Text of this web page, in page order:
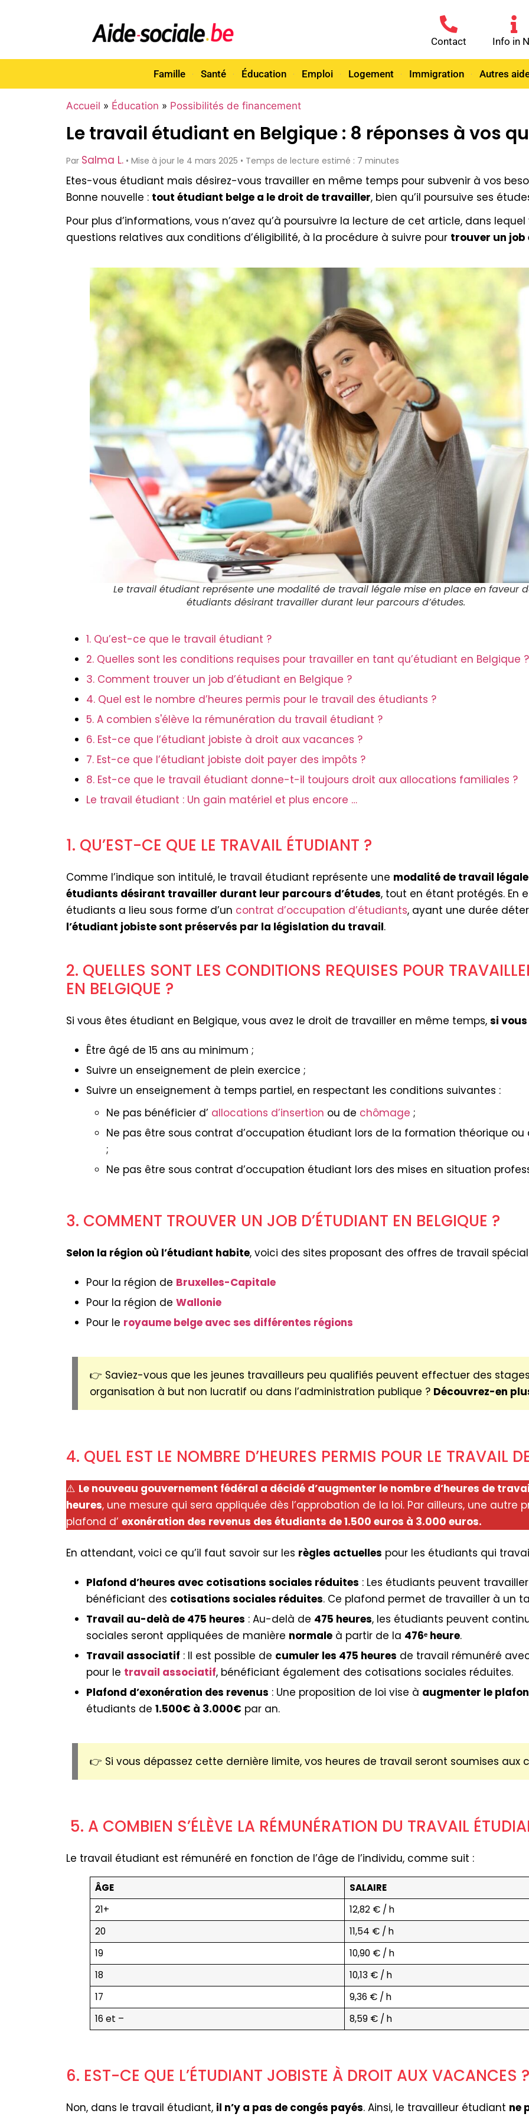
Contact Info in
Famille Santé Éducation Emploi Logement Immigration Autres
Accueil » Éducation » Possibilités de financement
Le travail étudiant en Belgique : 8 réponses à vos
Par Salma L. • Mise à jour le 4 mars 2025 • Temps de lecture estimé : 7 minutes
Etes-vous étudiant mais désirez-vous travailler en même temps pour subvenir à vos
Bonne nouvelle : tout étudiant belge a le droit de travailler, bien qu’il poursuive ses
Pour plus d’informations, vous n’avez qu’à poursuivre la lecture de cet article, dans
questions relatives aux conditions d’éligibilité, à la procédure à suivre pour trouver un
Le travail étudiant représente une modalité de travail légale mise en place en faveur
étudiants désirant travailler durant leur parcours d’études.
1. Qu’est-ce que le travail étudiant ?
2. Quelles sont les conditions requises pour travailler en tant qu’étudiant en Belgique ?
3. Comment trouver un job d’étudiant en Belgique ?
4. Quel est le nombre d’heures permis pour le travail des étudiants ?
5. A combien s'élève la rémunération du travail étudiant ?
6. Est-ce que l’étudiant jobiste à droit aux vacances ?
7. Est-ce que l’étudiant jobiste doit payer des impôts ?
8. Est-ce que le travail étudiant donne-t-il toujours droit aux allocations familiales ?
Le travail étudiant : Un gain matériel et plus encore …
1. QU’EST-CE QUE LE TRAVAIL ÉTUDIANT ?
Comme l’indique son intitulé, le travail étudiant représente une modalité de travail
étudiants désirant travailler durant leur parcours d’études, tout en étant protégés. En
étudiants a lieu sous forme d’un contrat d’occupation d’étudiants, ayant une durée
l’étudiant jobiste sont préservés par la législation du travail.
2. QUELLES SONT LES CONDITIONS REQUISES POUR
EN BELGIQUE ?
Si vous êtes étudiant en Belgique, vous avez le droit de travailler en même temps, si
Être âgé de 15 ans au minimum ;
Suivre un enseignement de plein exercice ;
Suivre un enseignement à temps partiel, en respectant les conditions suivantes :
Ne pas bénéficier d’ allocations d’insertion ou de chômage ;
Ne pas être sous contrat d’occupation étudiant lors de la formation théorique
;
Ne pas être sous contrat d’occupation étudiant lors des mises en situation
3. COMMENT TROUVER UN JOB D’ÉTUDIANT EN BELGIQUE ?
Selon la région où l’étudiant habite, voici des sites proposant des offres de travail
Pour la région de Bruxelles-Capitale
Pour la région de Wallonie
Pour le royaume belge avec ses différentes régions
👉 Saviez-vous que les jeunes travailleurs peu qualifiés peuvent effectuer des
organisation à but non lucratif ou dans l’administration publique ? Découvrez-en
4. QUEL EST LE NOMBRE D’HEURES PERMIS POUR LE TRAVAIL
⚠️ Le nouveau gouvernement fédéral a décidé d’augmenter le nombre d’heures de
heures, une mesure qui sera appliquée dès l’approbation de la loi. Par ailleurs, une autre
plafond d’ exonération des revenus des étudiants de 1.500 euros à 3.000 euros.
En attendant, voici ce qu’il faut savoir sur les règles actuelles pour les étudiants qui
Plafond d’heures avec cotisations sociales réduites : Les étudiants peuvent
bénéficiant des cotisations sociales réduites. Ce plafond permet de travailler à un
Travail au-delà de 475 heures : Au-delà de 475 heures, les étudiants peuvent
sociales seront appliquées de manière normale à partir de la 476ᵉ heure.
Travail associatif : Il est possible de cumuler les 475 heures de travail rémunéré
pour le travail associatif, bénéficiant également des cotisations sociales réduites.
Plafond d’exonération des revenus : Une proposition de loi vise à augmenter le
étudiants de 1.500€ à 3.000€ par an.
👉 Si vous dépassez cette dernière limite, vos heures de travail seront soumises aux
5. A COMBIEN S’ÉLÈVE LA RÉMUNÉRATION DU TRAVAIL
Le travail étudiant est rémunéré en fonction de l’âge de l’individu, comme suit :
ÂGE
SALAIRE
21+
12,82 € / h
20
11,54 € / h
19
10,90 € / h
18
10,13 € / h
17
9,36 € / h
16 et –
8,59 € / h
6. EST-CE QUE L’ÉTUDIANT JOBISTE À DROIT AUX VACANCES ?
Non, dans le travail étudiant, il n’y a pas de congés payés. Ainsi, le travailleur étudiant ne